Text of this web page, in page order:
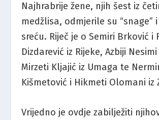
Najhrabrije žene, njih šest iz
medžlisa, odmjerile su “snage”
sreću. Riječ je o Semiri Brković i
Dizdarević iz Rijeke, Azbiji
Mirzeti Kljajić iz Umaga te
Kišmetović i Hikmeti Olomani iz
Vrijedno je ovdje zabilježiti